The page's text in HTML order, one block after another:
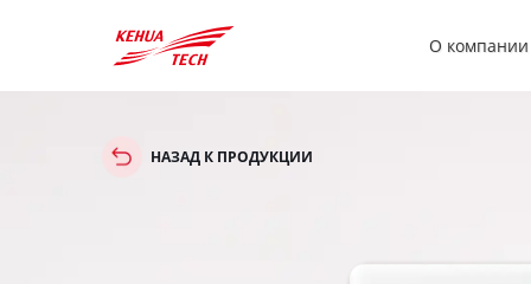
О компании
English
НАЗАД К ПРОДУКЦИИ